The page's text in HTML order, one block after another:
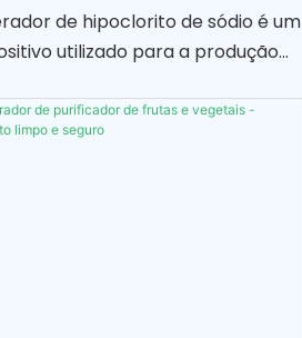
de hipoclorito de sódio é um
utilizado para a produção
utilizado no tratamento